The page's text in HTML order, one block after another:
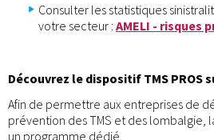
Consulter les statistiques
votre secteur : AMELI - risques
Découvrez le dispositif TMS PROS
Afin de permettre aux entreprises de
prévention des TMS et des lombalgie,
un programme dédié.